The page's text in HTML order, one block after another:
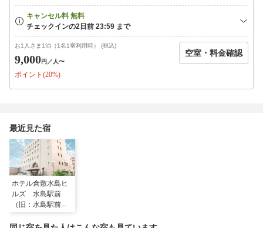
お1人さま1泊（1名1室利用時） (税込)
9,000円 ／人〜
ポイント(20%)
空室・料金確認
最近見た宿
ホテル倉敷水島ヒ
ルズ 水島駅前
（旧：水島駅前ビ
倉敷）（ＢＢＨホ